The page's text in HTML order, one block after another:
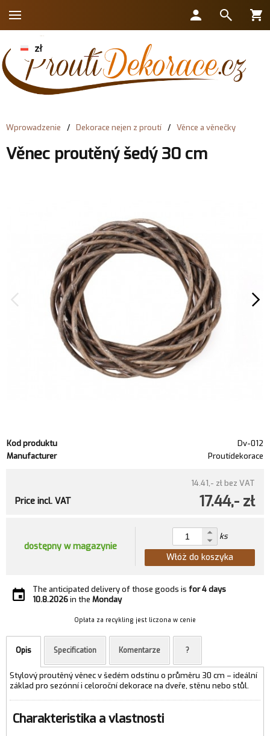
Wprowadzenie / Dekorace nejen z proutí / Věnce a věnečky
Věnec proutěný šedý 30 cm
Kod produktu
Dv-012
Manufacturer
Proutídekorace
14.41,- złbez VAT
17.44,- zł
Price incl. VAT
dostępny w magazynie
ks
Włóż do koszyka
The anticipated delivery of those goods is for 4 days
10.8.2026in the Monday
Opłata za recykling jest liczona w cenie
Opis Specification Komentarze ?
Stylový proutěný věnec v šedém odstínu o průměru 30 cm – ideální
základ pro sezónní i celoroční dekorace na dveře, stěnu nebo stůl.
Charakteristika a vlastnosti